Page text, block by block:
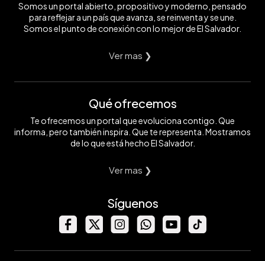
Somos un portal abierto, propositivo y moderno, pensado
para reflejar a un país que avanza, se reinventa y se une.
Somos el punto de conexión con lo mejor de El Salvador.
Ver mas ❯
Qué ofrecemos
Te ofrecemos un portal que evoluciona contigo. Que
informa, pero también inspira. Que te representa. Mostramos
de lo que está hecho El Salvador.
Ver mas ❯
Síguenos